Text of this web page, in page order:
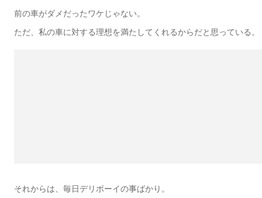
前の車がダメだったワケじゃない。
ただ、私の車に対する理想を満たしてくれるからだと思っている。
それからは、毎日デリボーイの事ばかり。